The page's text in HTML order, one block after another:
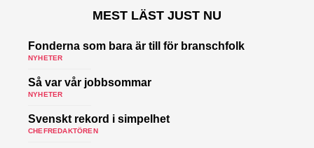
MEST LÄST JUST NU
Fonderna som bara är till för branschfolk
NYHETER
Så var vår jobbsommar
NYHETER
Svenskt rekord i simpelhet
CHEFREDAKTÖREN